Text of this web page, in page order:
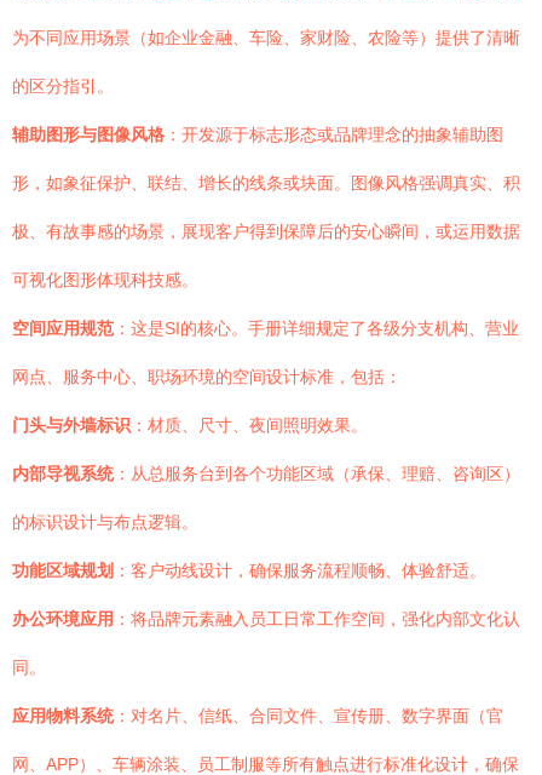
为不同应用场景（如企业金融、车险、家财险、农险等）提供了清晰
的区分指引。
辅助图形与图像风格 ：开发源于标志形态或品牌理念的抽象辅助图
形，如象征保护、联结、增长的线条或块面。图像风格强调真实、积
极、有故事感的场景，展现客户得到保障后的安心瞬间，或运用数据
可视化图形体现科技感。
空间应用规范 ：这是SI的核心。手册详细规定了各级分支机构、营业
网点、服务中心、职场环境的空间设计标准，包括：
门头与外墙标识 ：材质、尺寸、夜间照明效果。
内部导视系统：从总服务台到各个功能区域（承保、理赔、咨询区）
的标识设计与布点逻辑。
功能区域规划 ：客户动线设计，确保服务流程顺畅、体验舒适。
办公环境应用 ：将品牌元素融入员工日常工作空间，强化内部文化认
同。
应用物料系统：对名片、信纸、合同文件、宣传册、数字界面（官
网、APP）、车辆涂装、员工制服等所有触点进行标准化设计，确保